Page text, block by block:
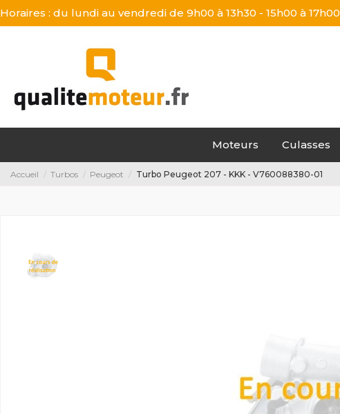
Horaires : du lundi au vendredi de 9h00 à 13h30 - 15h00 à 17h00
Moteurs Culasses
Accueil Turbos Peugeot Turbo Peugeot 207 - KKK - V760088380-01